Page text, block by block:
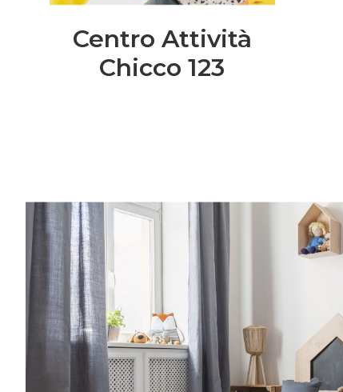
Centro Attività
Chicco 123
Entra anche tu nel mondo delle
community è grandissima e
consigli per rendere più semplice
famiglia, grazie a spunti su
creatività, vita lavorativa. Entra anche
Families: la nostra community è
al mese riceverai consigli per rendere